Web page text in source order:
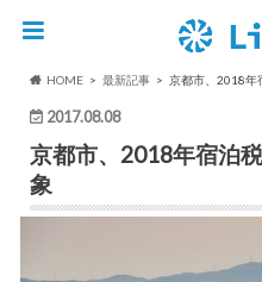
HOME 最新記事 京都市、2018年
2017.08.08
京都市、2018年宿泊
象